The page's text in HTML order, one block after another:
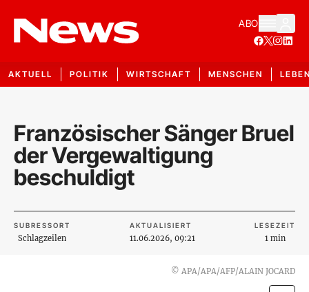
ABO
AKTUELL POLITIK WIRTSCHAFT MENSCHEN
Französischer Sänger Bruel
der Vergewaltigung
beschuldigt
SUBRESSORT
Schlagzeilen
AKTUALISIERT
11.06.2026, 09:21
LESEZEIT
1 min
© APA/APA/AFP/ALAIN JOCARD